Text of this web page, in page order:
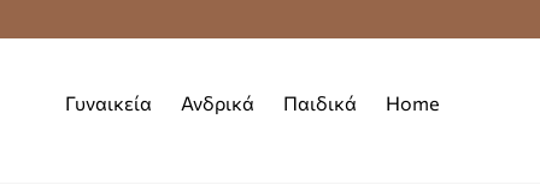
Δωρεάν
Γυναικεία Ανδρικά Παιδικά Home